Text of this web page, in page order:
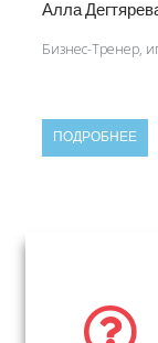
Алла
Бизнес-Тренер,
ПОДРОБНЕЕ